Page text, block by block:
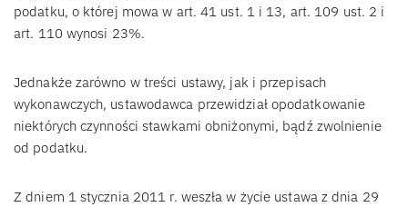
podatku, o której mowa w art. 41 ust. 1 i 13, art. 109 ust. 2 i
art. 110 wynosi 23%.
Jednakże zarówno w treści ustawy, jak i przepisach
wykonawczych, ustawodawca przewidział opodatkowanie
niektórych czynności stawkami obniżonymi, bądź zwolnienie
od podatku.
Z dniem 1 stycznia 2011 r. weszła w życie ustawa z dnia 29